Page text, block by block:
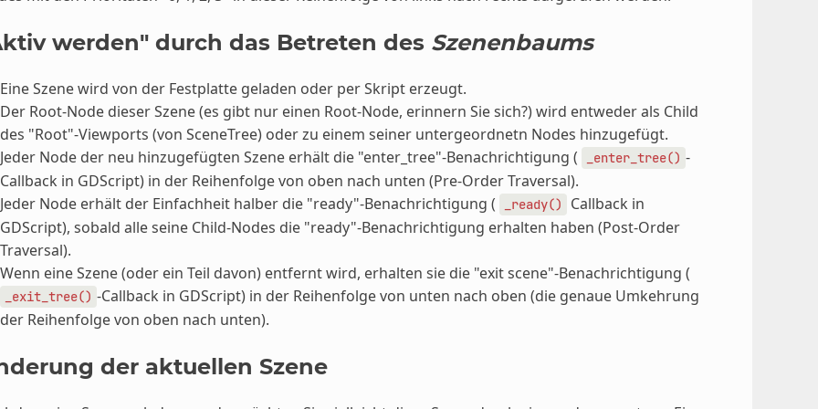
werden" durch das Betreten des Szenenbaums
Eine Szene wird von der Festplatte geladen oder per Skript erzeugt.
Der Root-Node dieser Szene (es gibt nur einen Root-Node, erinnern Sie sich?) wird entweder als Child
des "Root"-Viewports (von SceneTree) oder zu einem seiner untergeordnetn Nodes hinzugefügt.
Jeder Node der neu hinzugefügten Szene erhält die "enter_tree"-Benachrichtigung (
_enter_tree() -
Callback in GDScript) in der Reihenfolge von oben nach unten (Pre-Order Traversal).
Jeder Node erhält der Einfachheit halber die "ready"-Benachrichtigung (
_ready()
Callback in
GDScript), sobald alle seine Child-Nodes die "ready"-Benachrichtigung erhalten haben (Post-Order
Traversal).
Wenn eine Szene (oder ein Teil davon) entfernt wird, erhalten sie die "exit scene"-Benachrichtigung (
_exit_tree() -Callback in GDScript) in der Reihenfolge von unten nach oben (die genaue Umkehrung
der Reihenfolge von oben nach unten).
der aktuellen Szene